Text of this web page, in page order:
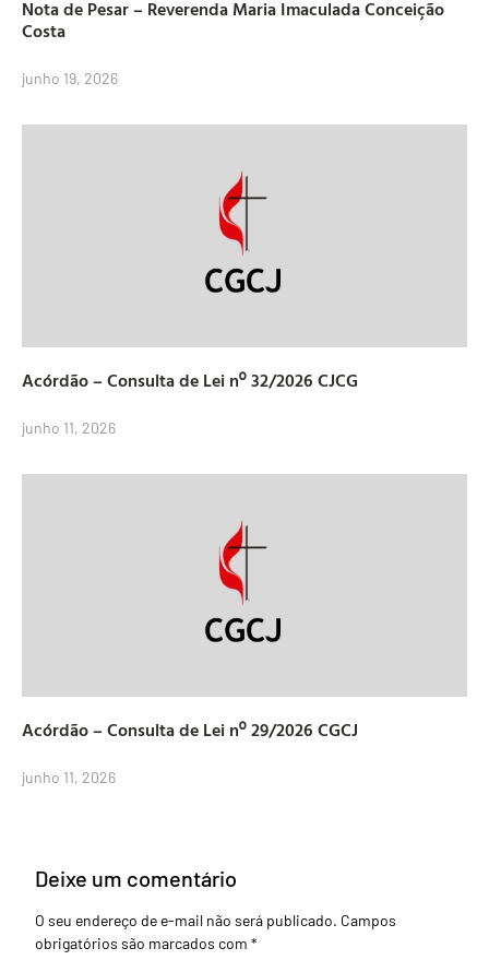
Nota de Pesar – Reverenda Maria Imaculada Conceição
Costa
junho 19, 2026
Acórdão – Consulta de Lei nº 32/2026 CJCG
junho 11, 2026
Acórdão – Consulta de Lei nº 29/2026 CGCJ
junho 11, 2026
Deixe um comentário
O seu endereço de e-mail não será publicado. Campos
obrigatórios são marcados com *